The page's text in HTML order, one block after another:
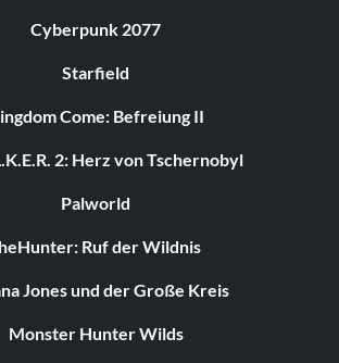
Cyberpunk 2077
Starfield
Come: Befreiung II
2: Herz von Tschernobyl
Palworld
Ruf der Wildnis
Jones und der Große Kreis
Monster Hunter Wilds